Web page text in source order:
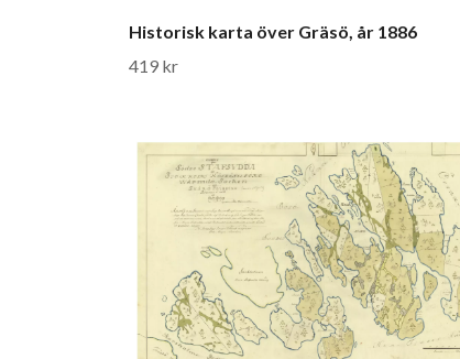
Historisk karta över Gräsö, år 1886
419 kr